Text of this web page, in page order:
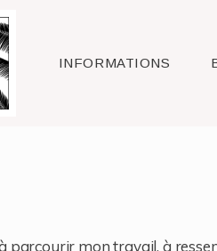
INFORMATIONS
mon travail, à